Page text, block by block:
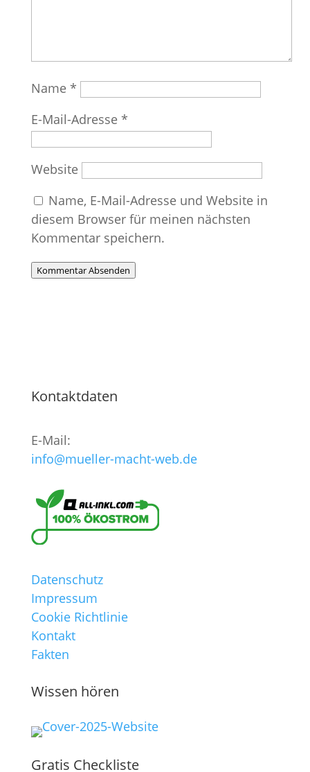
Name *
E-Mail-Adresse *
Website
Name, E-Mail-Adresse und Website in
diesem Browser für meinen nächsten
Kommentar speichern.
Kommentar Absenden
Kontaktdaten
E-Mail:
info@mueller-macht-web.de
Datenschutz
Impressum
Cookie Richtlinie
Kontakt
Fakten
Wissen hören
Gratis Checkliste